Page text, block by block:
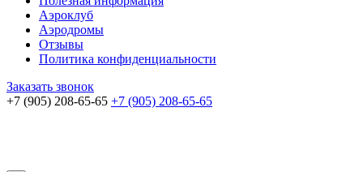
Аэроклуб
Аэродромы
Отзывы
Политика конфиденциальности
Заказать звонок
+7 (905) 208-65-65 +7 (905) 208-65-65